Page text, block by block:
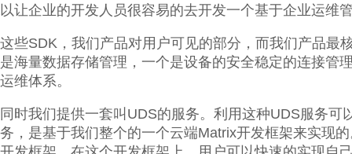
以让企业的开发人员很容易的去开发一个基于企业运维
这些SDK，我们产品对用户可见的部分，而我们产品最
是海量数据存储管理，一个是设备的安全稳定的连接管
运维体系。
同时我们提供一套叫UDS的服务。利用这种UDS服务
务，是基于我们整个的一个云端Matrix开发框架来实现